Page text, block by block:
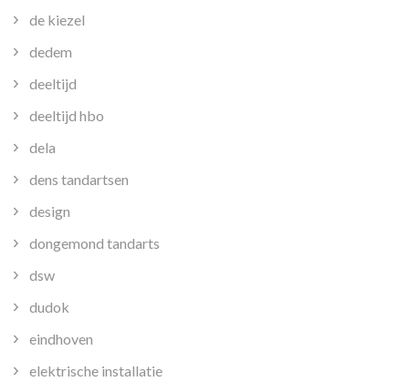
de kiezel
dedem
deeltijd
deeltijd hbo
dela
dens tandartsen
design
dongemond tandarts
dsw
dudok
eindhoven
elektrische installatie